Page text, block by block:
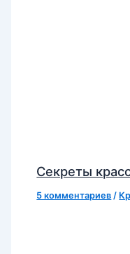
Секреты
5 комментариев /